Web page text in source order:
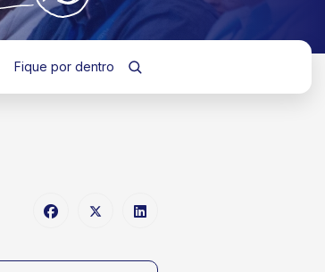
Fique por dentro